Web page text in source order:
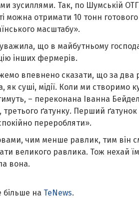
зусиллями. Так, по Шумській
можна отримати 10 тонн
масштабу».
що в майбутньому
інших фермерів.
впевнено сказати, що за два
як суші, мідії. Коли ми
– переконана Іванна
третього ґатунку. Перший
переробляти».
чим менше равлик, тим він
великого равлика. Тож нехай
вона.
більше на TeNews.